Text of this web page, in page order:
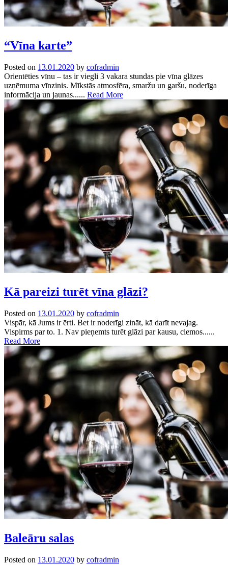
“Vīna karte”
Posted on 13.01.2020 by cofradmin
Orientēties vīnu – tas ir viegli 3 vakara stundas pie vīna glāzes
uzņēmuma vīnzinis. Mīkstās atmosfēra, smaržu un garšu, noderīga
informācija un jaunas...... Read More
Kā pareizi turēt vīna glāzi?
Posted on 13.01.2020 by cofradmin
Vispār, kā Jums ir ērti. Bet ir noderīgi zināt, kā darīt nevajag.
Vispirms par to. 1. Nav pieņemts turēt glāzi par kausu, ciemos......
Read More
Baleāru salas
Posted on 13.01.2020 by cofradmin